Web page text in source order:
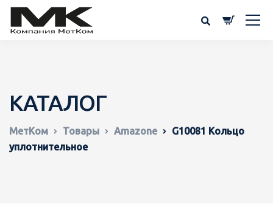
КАТАЛОГ
МетКом Товары Amazone
G10081 Кольцо
уплотнительное